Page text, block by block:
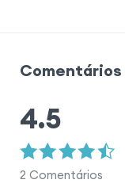
Comentários
4.5
2 Comentários